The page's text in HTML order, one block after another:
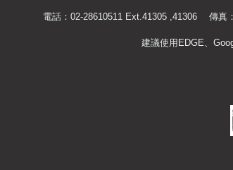
電話：02-28610511 Ext.41305 ,41306 傳
建議使用EDGE、